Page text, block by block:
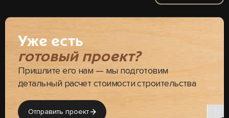
Уже есть
готовый проект?
Пришлите его нам — мы подготовим
детальный расчет стоимости строительства
Отправить проект